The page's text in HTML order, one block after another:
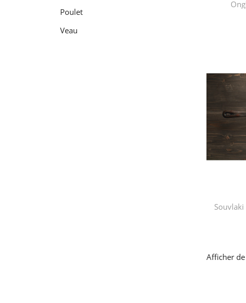
Poulet
Veau
Afficher de